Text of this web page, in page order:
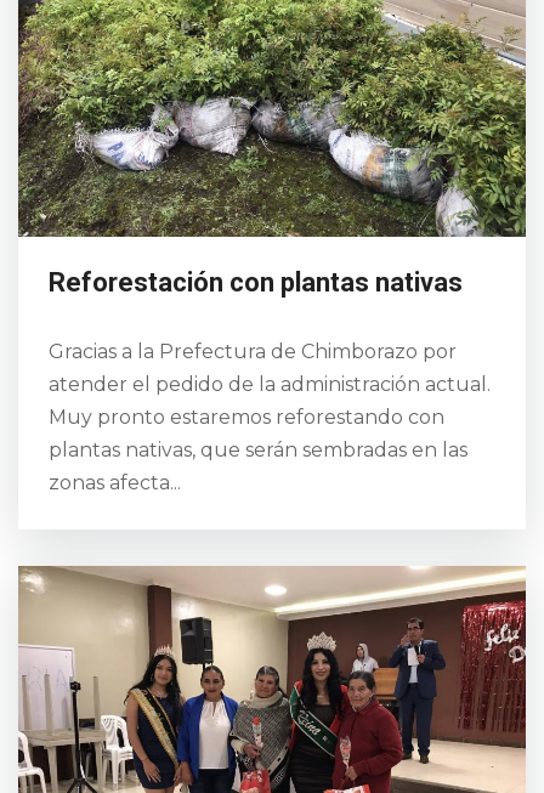
Reforestación con plantas nativas
Gracias a la Prefectura de Chimborazo por
atender el pedido de la administración actual.
Muy pronto estaremos reforestando con
plantas nativas, que serán sembradas en las
zonas afecta...